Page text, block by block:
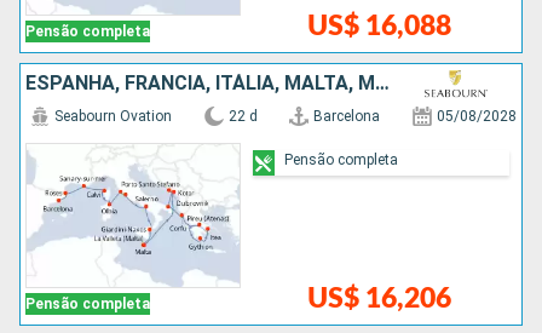
Pensão completa US$ 16,088
ESPANHA, FRANCIA, ITÁLIA, MALTA, MONTENEGRO, CROÁCIA, GRÉCIA
Pensão completa
Seabourn Ovation 22 d Barcelona 05/08/2028
US$ 16,206
Pensão completa